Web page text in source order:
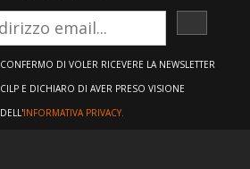
CONFERMO DI VOLER RICEVERE LA NEWSLETTER
CILP E DICHIARO DI AVER PRESO VISIONE
DELL'INFORMATIVA PRIVACY.